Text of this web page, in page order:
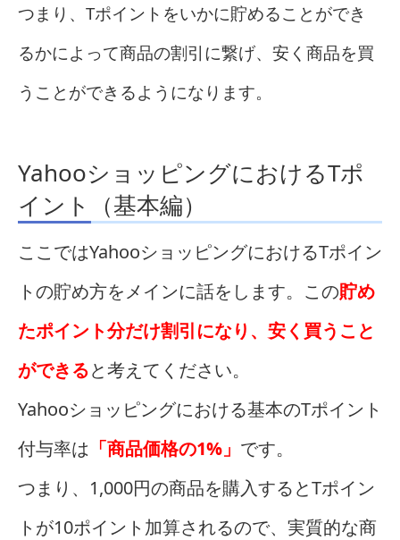
つまり、Tポイントをいかに貯めることができ
るかによって商品の割引に繋げ、安く商品を買
うことができるようになります。
YahooショッピングにおけるTポ
イント（基本編）
ここではYahooショッピングにおけるTポイン
トの貯め方をメインに話をします。この貯め
たポイント分だけ割引になり、安く買うこと
ができると考えてください。
Yahooショッピングにおける基本のTポイント
付与率は 「商品価格の1%」 です。
つまり、1,000円の商品を購入するとTポイン
トが10ポイント加算されるので、実質的な商